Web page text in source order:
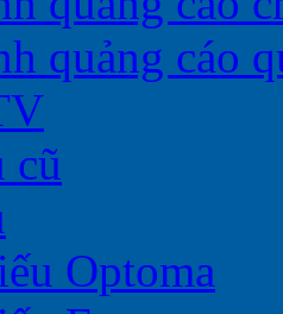
quảng cáo
cũ
Optoma